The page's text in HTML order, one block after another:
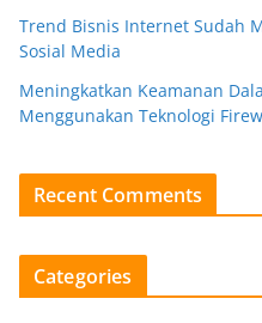
Trend Bisnis Internet Sudah
Sosial Media
Meningkatkan Keamanan
Menggunakan Teknologi
Recent Comments
Categories